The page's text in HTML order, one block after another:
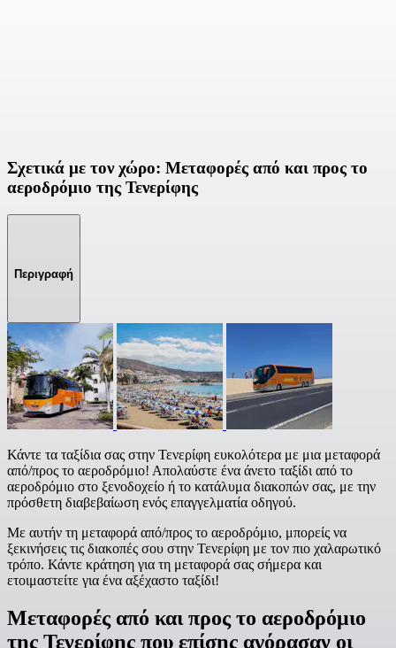
Σχετικά με τον χώρο: Μεταφορές από και προς το
αεροδρόμιο της Τενερίφης
Περιγραφή
Κάντε τα ταξίδια σας στην Τενερίφη ευκολότερα με μια μεταφορά
από/προς το αεροδρόμιο! Απολαύστε ένα άνετο ταξίδι από το
αεροδρόμιο στο ξενοδοχείο ή το κατάλυμα διακοπών σας, με την
πρόσθετη διαβεβαίωση ενός επαγγελματία οδηγού.
Με αυτήν τη μεταφορά από/προς το αεροδρόμιο, μπορείς να
ξεκινήσεις τις διακοπές σου στην Τενερίφη με τον πιο χαλαρωτικό
τρόπο. Κάντε κράτηση για τη μεταφορά σας σήμερα και
ετοιμαστείτε για ένα αξέχαστο ταξίδι!
Μεταφορές από και προς το αεροδρόμιο
της Τενερίφης που επίσης αγόρασαν οι